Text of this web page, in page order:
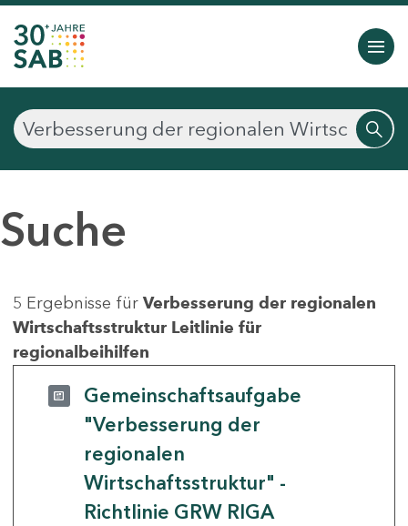
Suche
5 Ergebnisse für Verbesserung der regionalen
Wirtschaftsstruktur Leitlinie für
regionalbeihilfen
Gemeinschaftsaufgabe
"Verbesserung der
regionalen
Wirtschaftsstruktur" -
Richtlinie GRW RIGA